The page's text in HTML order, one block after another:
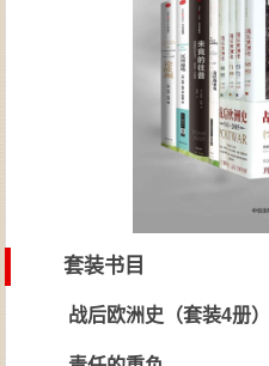
套装书目
战后欧洲史（套装4册）